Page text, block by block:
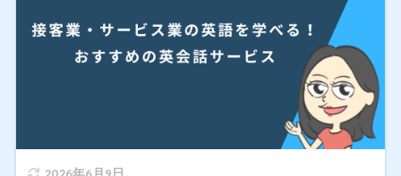
2026年6月9日